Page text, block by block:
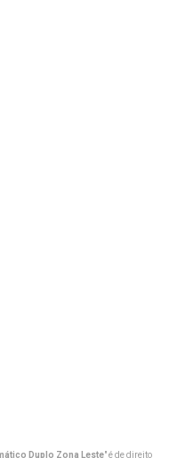
Duplo Zona Leste" é de direito